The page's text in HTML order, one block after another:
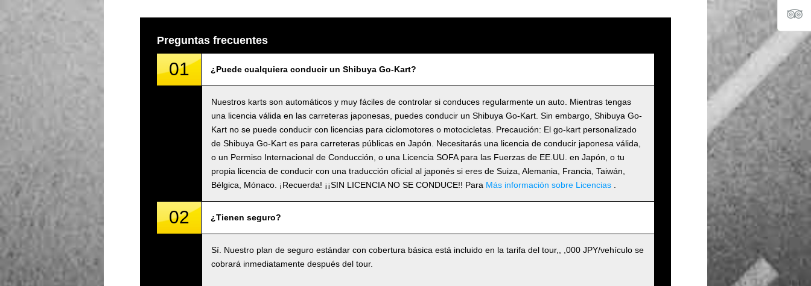
Preguntas frecuentes
01 ¿Puede cualquiera conducir un Shibuya Go-Kart?
Nuestros karts son automáticos y muy fáciles de controlar si conduces regularmente un auto. Mientras tengas
una licencia válida en las carreteras japonesas, puedes conducir un Shibuya Go-Kart. Sin embargo, Shibuya Go-
Kart no se puede conducir con licencias para ciclomotores o motocicletas. Precaución: El go-kart personalizado
de Shibuya Go-Kart es para carreteras públicas en Japón. Necesitarás una licencia de conducir japonesa válida,
o un Permiso Internacional de Conducción, o una Licencia SOFA para las Fuerzas de EE.UU. en Japón, o tu
propia licencia de conducir con una traducción oficial al japonés si eres de Suiza, Alemania, Francia, Taiwán,
Bélgica, Mónaco. ¡Recuerda! ¡¡SIN LICENCIA NO SE CONDUCE!! Para Más información sobre Licencias
02 ¿Tienen seguro?
Sí. Nuestro plan de seguro estándar con cobertura básica está incluido en la tarifa del tour,, ,000 JPY/vehículo se
cobrará inmediatamente después del tour.